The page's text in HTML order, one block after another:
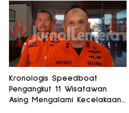
Kronologis Speedboat
Pengangkut 11 Wisatawan
Asing Mengalami Kecelakaan